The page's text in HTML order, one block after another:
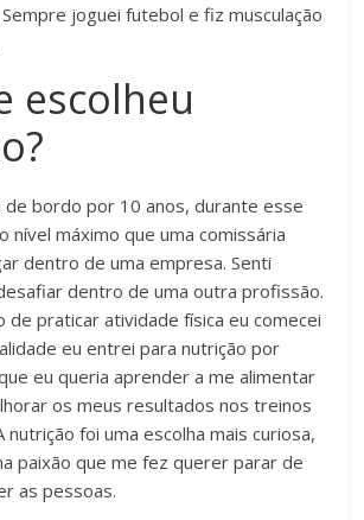
joguei futebol e fiz musculação
escolheu
de bordo por 10 anos, durante esse
nível máximo que uma comissária
dentro de uma empresa. Senti
dentro de uma outra profissão.
de praticar atividade física eu comecei
eu entrei para nutrição por
eu queria aprender a me alimentar
os meus resultados nos treinos
nutrição foi uma escolha mais curiosa,
paixão que me fez querer parar de
as pessoas.